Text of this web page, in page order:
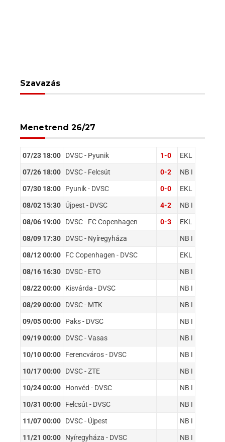
Szavazás
Menetrend 26/27
07/23 18:00 DVSC - Pyunik 1-0 EKL
07/26 18:00 DVSC - Felcsút 0-2 NB I
07/30 18:00 Pyunik - DVSC 0-0 EKL
08/02 15:30 Újpest - DVSC 4-2 NB I
08/06 19:00 DVSC - FC Copenhagen 0-3 EKL
08/09 17:30 DVSC - Nyíregyháza NB I
08/12 00:00 FC Copenhagen - DVSC EKL
08/16 16:30 DVSC - ETO NB I
08/22 00:00 Kisvárda - DVSC NB I
08/29 00:00 DVSC - MTK NB I
09/05 00:00 Paks - DVSC NB I
09/19 00:00 DVSC - Vasas NB I
10/10 00:00 Ferencváros - DVSC NB I
10/17 00:00 DVSC - ZTE NB I
10/24 00:00 Honvéd - DVSC NB I
10/31 00:00 Felcsút - DVSC NB I
11/07 00:00 DVSC - Újpest NB I
11/21 00:00 Nyíregyháza - DVSC NB I